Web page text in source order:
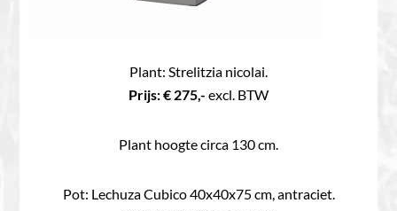
Plant: Strelitzia nicolai.
Prijs: € 275,- excl. BTW
Plant hoogte circa 130 cm.
Pot: Lechuza Cubico 40x40x75 cm, antraciet.